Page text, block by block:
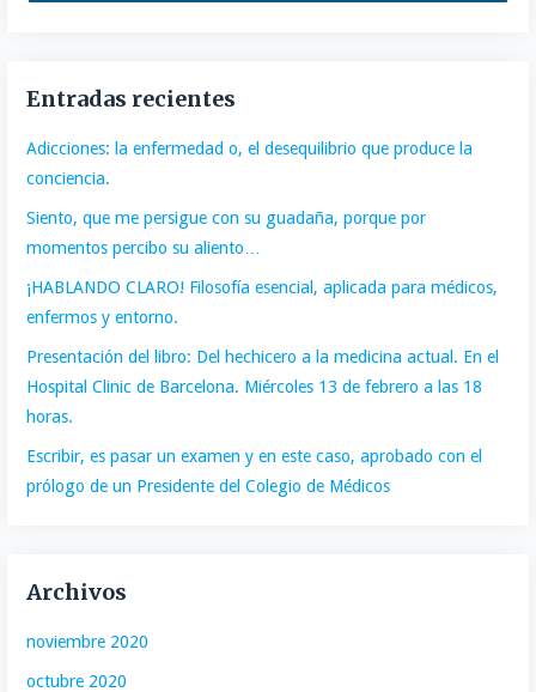
Entradas recientes
Adicciones: la enfermedad o, el desequilibrio que produce la
conciencia.
Siento, que me persigue con su guadaña, porque por
momentos percibo su aliento…
¡HABLANDO CLARO! Filosofía esencial, aplicada para médicos,
enfermos y entorno.
Presentación del libro: Del hechicero a la medicina actual. En el
Hospital Clinic de Barcelona. Miércoles 13 de febrero a las 18
horas.
Escribir, es pasar un examen y en este caso, aprobado con el
prólogo de un Presidente del Colegio de Médicos
Archivos
noviembre 2020
octubre 2020